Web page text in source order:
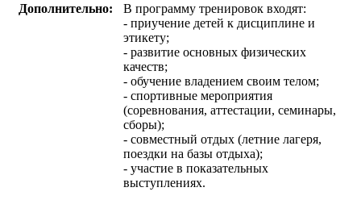
Дополнительно:
В программу тренировок входят:
- приучение детей к дисциплине и
этикету;
- развитие основных физических
качеств;
- обучение владением своим телом;
- спортивные мероприятия
(соревнования, аттестации, семинары,
сборы);
- совместный отдых (летние лагеря,
поездки на базы отдыха);
- участие в показательных
выступлениях.